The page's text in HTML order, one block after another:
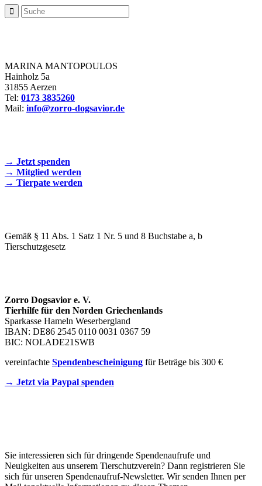
MARINA MANTOPOULOS
Hainholz 5a
31855 Aerzen
Tel: 0173 3835260
Mail: info@zorro-dogsavior.de
→ Jetzt spenden
→ Mitglied werden
→ Tierpate werden
Gemäß § 11 Abs. 1 Satz 1 Nr. 5 und 8 Buchstabe a, b
Tierschutzgesetz
Zorro Dogsavior e. V.
Tierhilfe für den Norden Griechenlands
Sparkasse Hameln Weserbergland
IBAN: DE86 2545 0110 0031 0367 59
BIC: NOLADE21SWB
vereinfachte Spendenbescheinigung für Beträge bis 300 €
→ Jetzt via Paypal spenden
Sie interessieren sich für dringende Spendenaufrufe und
Neuigkeiten aus unserem Tierschutzverein? Dann registrieren Sie
sich für unseren Spendenaufruf-Newsletter. Wir senden Ihnen per